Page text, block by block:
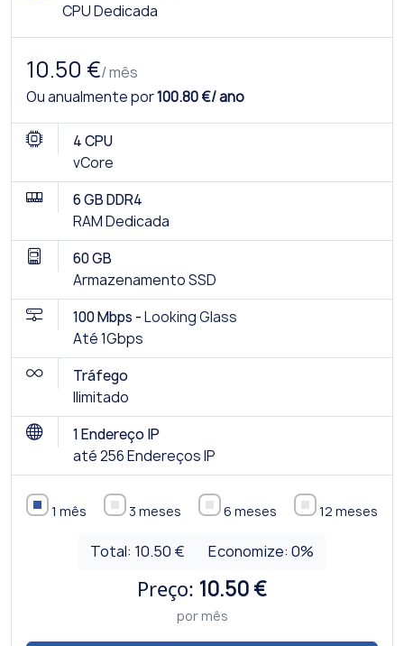
CPU Dedicada
10.50 €/ mês
Ou anualmente por100.80 €/ ano
4 CPU
vCore
6 GB DDR4
RAM Dedicada
60 GB
Armazenamento SSD
100 Mbps -Looking Glass
Até 1Gbps
Tráfego
Ilimitado
1 Endereço IP
até 256 Endereços IP
1 mês 3 meses 6 meses 12 meses
Total: 10.50 € Economize: 0%
Preço: 10.50 €
por mês